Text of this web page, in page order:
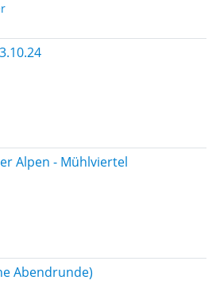
Alpen - Mühlviertel
Abendrunde)